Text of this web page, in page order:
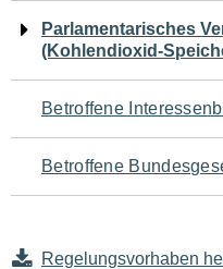
Navigation
für
den
Seiteninhalt
Parlamentarisches
(Kohlendioxid-
Betroffene
Betroffene
Regelungsvorhaben